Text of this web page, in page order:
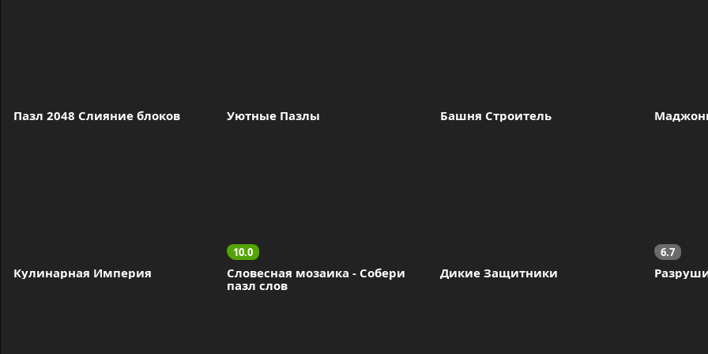
Пазл 2048 Слияние блоков Уютные Пазлы Башня Строитель
Кулинарная Империя
10.0
Словесная мозаика - Собери
пазл слов
Дикие Защитники
6.7